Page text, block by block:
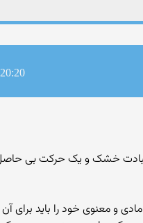
عبادت خشک و یک حرکت بی
و معنوی خود را باید برای